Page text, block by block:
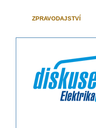
ZPRAVODAJSTVÍ